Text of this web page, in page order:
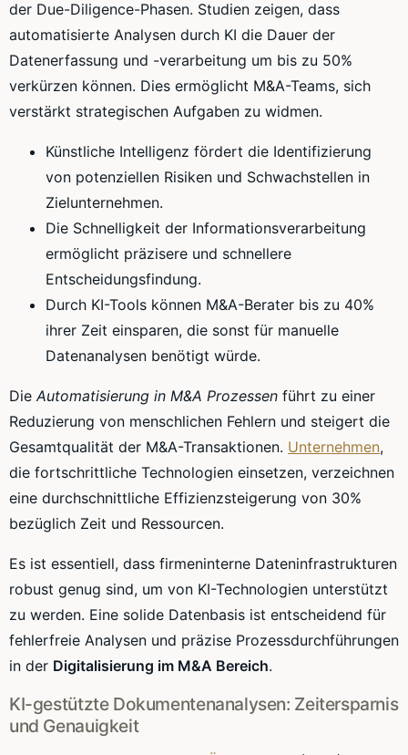
der Due-Diligence-Phasen. Studien zeigen, dass
automatisierte Analysen durch KI die Dauer der
Datenerfassung und -verarbeitung um bis zu 50%
verkürzen können. Dies ermöglicht M&A-Teams, sich
verstärkt strategischen Aufgaben zu widmen.
Künstliche Intelligenz fördert die Identifizierung
von potenziellen Risiken und Schwachstellen in
Zielunternehmen.
Die Schnelligkeit der Informationsverarbeitung
ermöglicht präzisere und schnellere
Entscheidungsfindung.
Durch KI-Tools können M&A-Berater bis zu 40%
ihrer Zeit einsparen, die sonst für manuelle
Datenanalysen benötigt würde.
DieAutomatisierung in M&A Prozessen führt zu einer
Reduzierung von menschlichen Fehlern und steigert die
Gesamtqualität der M&A-Transaktionen. Unternehmen,
die fortschrittliche Technologien einsetzen, verzeichnen
eine durchschnittliche Effizienzsteigerung von 30%
bezüglich Zeit und Ressourcen.
Es ist essentiell, dass firmeninterne Dateninfrastrukturen
robust genug sind, um von KI-Technologien unterstützt
zu werden. Eine solide Datenbasis ist entscheidend für
fehlerfreie Analysen und präzise Prozessdurchführungen
in der Digitalisierung im M&A Bereich.
KI-gestützte Dokumentenanalysen: Zeitersparnis
und Genauigkeit